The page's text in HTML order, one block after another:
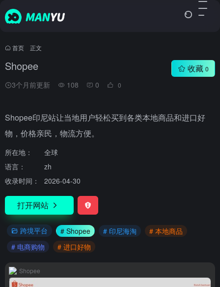
首页 正文
Shopee
3个月前更新 108 0 0
收藏 0
Shopee印尼站让当地用户轻松买到各类本地商品和进口好
物，价格亲民，物流方便。
所在地：
全球
语言：
zh
收录时间：
2026-04-30
打开网站
跨境平台 # Shopee # 印尼海淘
# 本地商品
# 电商购物
# 进口好物
Shopee